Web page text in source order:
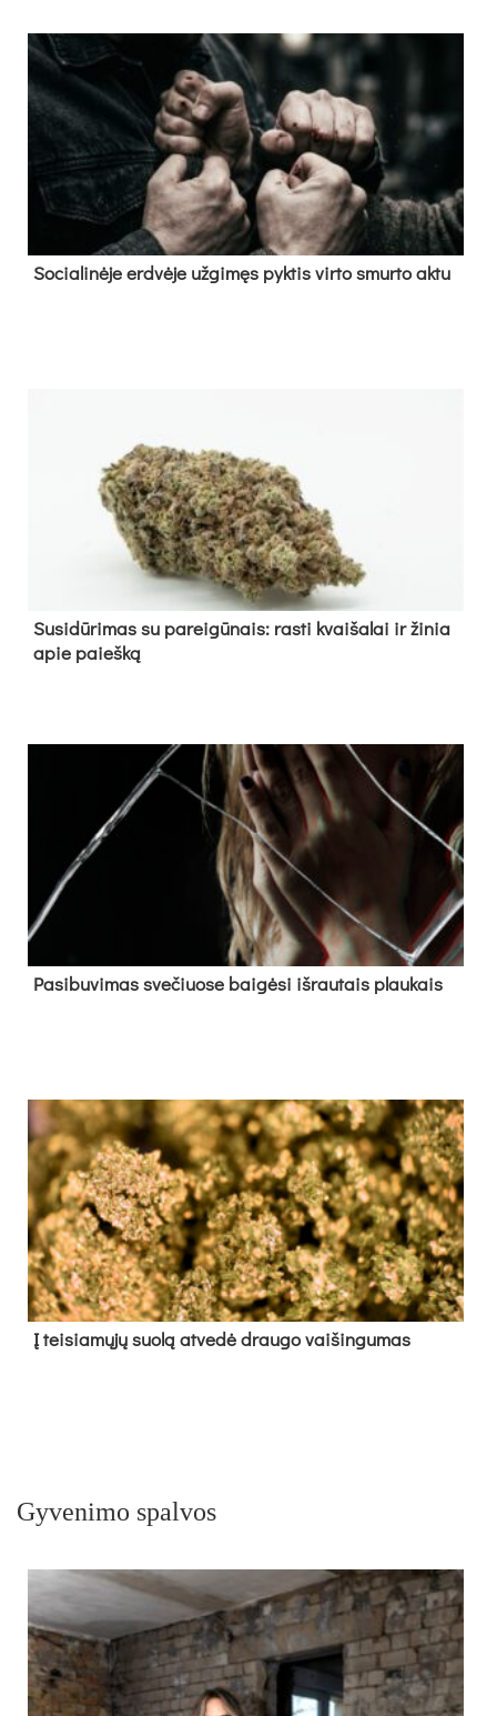
So­cia­li­nė­je erd­vė­je už­gi­męs pyk­tis vir­to smur­to ak­tu
Su­si­dū­ri­mas su pa­rei­gū­nais: ras­ti kvai­ša­lai ir ži­nia
apie paieš­ką
Pa­si­bu­vi­mas sve­čiuo­se bai­gė­si iš­rau­tais plau­kais
Į tei­sia­mų­jų suo­lą at­ve­dė drau­go vai­šin­gu­mas
Gyvenimo spalvos